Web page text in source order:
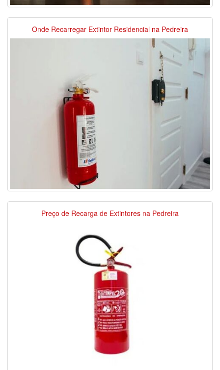
Onde Recarregar Extintor Residencial na Pedreira
Preço de Recarga de Extintores na Pedreira